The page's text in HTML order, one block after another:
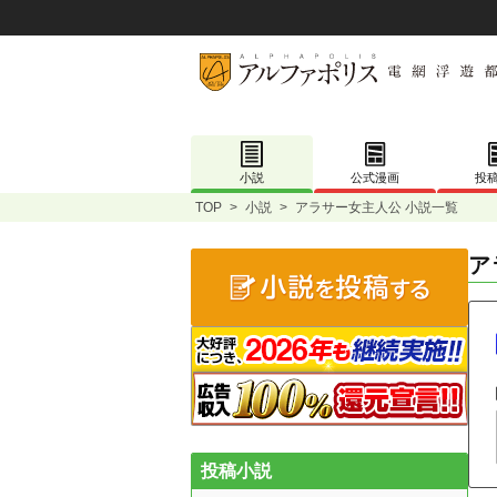
小説 公式漫画 投
TOP > 小説 > アラサー女主人公 小説一覧
投稿小説